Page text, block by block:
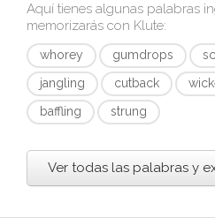
Aquí tienes algunas palabras
memorizarás con Klute:
whorey gumdrops
jangling
cutback
baffling
strung
Ver todas las palabras y